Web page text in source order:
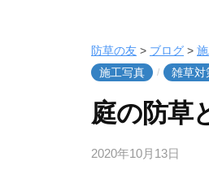
の
友
草
策
防
防草の友 > ブログ >
施工写真
/ 雑草対
庭の防草
2020年10月13日